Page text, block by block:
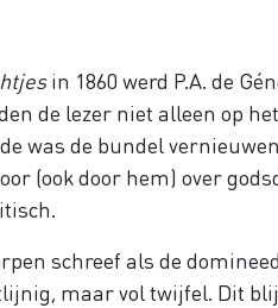
in 1860 werd P.A. de
de lezer niet alleen op
was de bundel
(ook door hem) over
schreef als de
maar vol twijfel. Dit